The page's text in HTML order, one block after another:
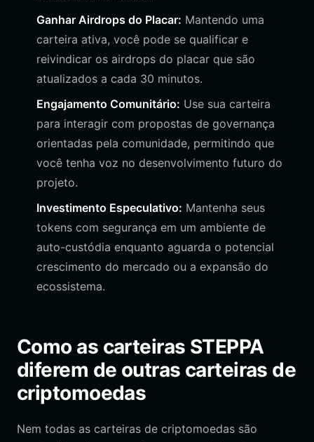
Ganhar Airdrops do Placar: Mantendo uma
carteira ativa, você pode se qualificar e
reivindicar os airdrops do placar que são
atualizados a cada 30 minutos.
Engajamento Comunitário: Use sua carteira
para interagir com propostas de governança
orientadas pela comunidade, permitindo que
você tenha voz no desenvolvimento futuro do
projeto.
Investimento Especulativo: Mantenha seus
tokens com segurança em um ambiente de
auto-custódia enquanto aguarda o potencial
crescimento do mercado ou a expansão do
ecossistema.
Como as carteiras STEPPA
diferem de outras carteiras de
criptomoedas
Nem todas as carteiras de criptomoedas são